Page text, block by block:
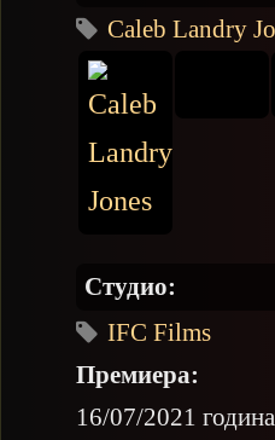
Caleb Landry
Студио:
IFC Films
Премиера:
16/07/2021